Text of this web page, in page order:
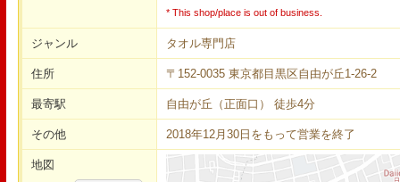
* This shop/place is out of business.
ジャンル タオル専門店
住所 〒152-0035 東京都目黒区自由が丘1-26-2
最寄駅 自由が丘（正面口） 徒歩4分
その他 2018年12月30日をもって営業を終了
地図